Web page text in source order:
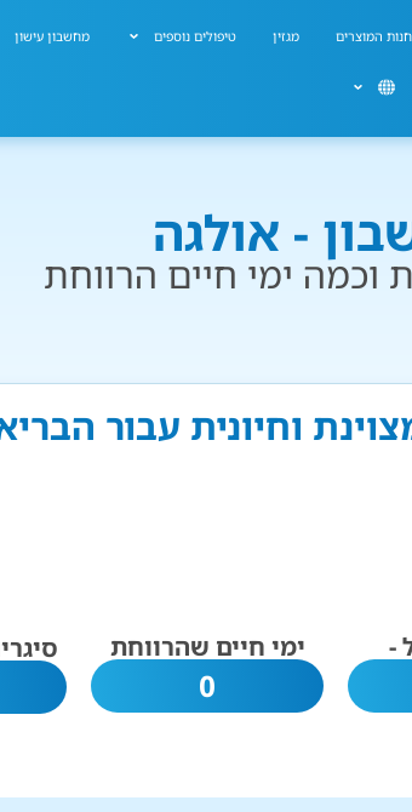
חנות המוצרים מגזין טיפולים נוספים מחשבון עישון
- אולגה
ימי חיים הרווחת
וחיונית עבור
- ימי חיים שהרווחת
0